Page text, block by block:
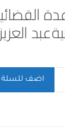
اضف للسلة